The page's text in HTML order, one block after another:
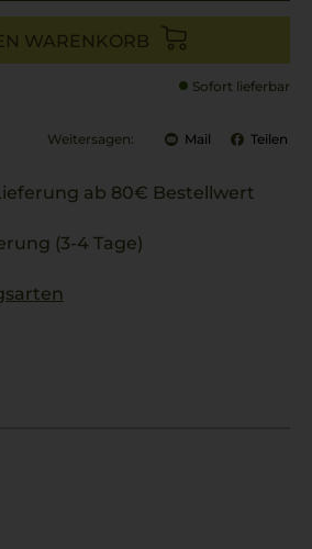
WARENKORB
Sofort lieferbar
Weitersagen: Mail Teilen
ab 80€ Bestellwert
(3-4 Tage)